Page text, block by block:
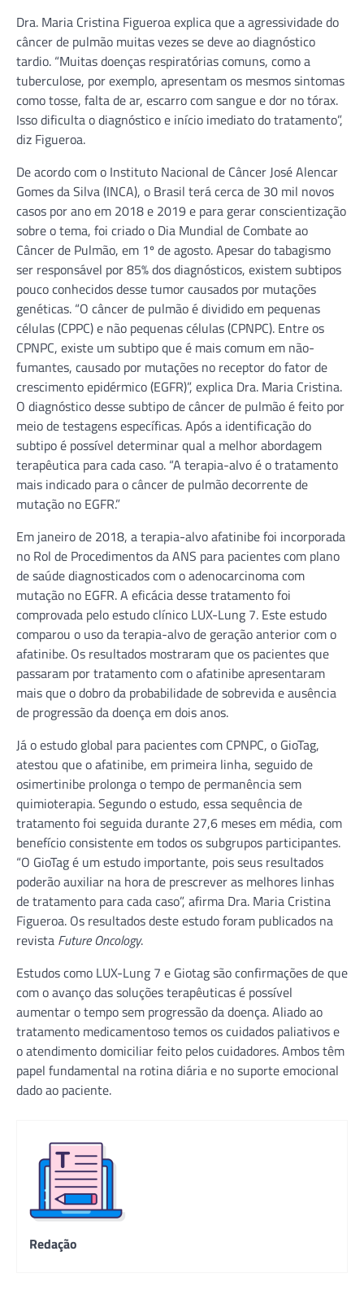
Dra. Maria Cristina Figueroa explica que a agressividade do
câncer de pulmão muitas vezes se deve ao diagnóstico
tardio. “Muitas doenças respiratórias comuns, como a
tuberculose, por exemplo, apresentam os mesmos sintomas
como tosse, falta de ar, escarro com sangue e dor no tórax.
Isso dificulta o diagnóstico e início imediato do tratamento”,
diz Figueroa.
De acordo com o Instituto Nacional de Câncer José Alencar
Gomes da Silva (INCA), o Brasil terá cerca de 30 mil novos
casos por ano em 2018 e 2019 e para gerar conscientização
sobre o tema, foi criado o Dia Mundial de Combate ao
Câncer de Pulmão, em 1º de agosto. Apesar do tabagismo
ser responsável por 85% dos diagnósticos, existem subtipos
pouco conhecidos desse tumor causados por mutações
genéticas. “O câncer de pulmão é dividido em pequenas
células (CPPC) e não pequenas células (CPNPC). Entre os
CPNPC, existe um subtipo que é mais comum em não-
fumantes, causado por mutações no receptor do fator de
crescimento epidérmico (EGFR)”, explica Dra. Maria Cristina.
O diagnóstico desse subtipo de câncer de pulmão é feito por
meio de testagens específicas. Após a identificação do
subtipo é possível determinar qual a melhor abordagem
terapêutica para cada caso. “A terapia-alvo é o tratamento
mais indicado para o câncer de pulmão decorrente de
mutação no EGFR.”
Em janeiro de 2018, a terapia-alvo afatinibe foi incorporada
no Rol de Procedimentos da ANS para pacientes com plano
de saúde diagnosticados com o adenocarcinoma com
mutação no EGFR. A eficácia desse tratamento foi
comprovada pelo estudo clínico LUX-Lung 7. Este estudo
comparou o uso da terapia-alvo de geração anterior com o
afatinibe. Os resultados mostraram que os pacientes que
passaram por tratamento com o afatinibe apresentaram
mais que o dobro da probabilidade de sobrevida e ausência
de progressão da doença em dois anos.
Já o estudo global para pacientes com CPNPC, o GioTag,
atestou que o afatinibe, em primeira linha, seguido de
osimertinibe prolonga o tempo de permanência sem
quimioterapia. Segundo o estudo, essa sequência de
tratamento foi seguida durante 27,6 meses em média, com
benefício consistente em todos os subgrupos participantes.
“O GioTag é um estudo importante, pois seus resultados
poderão auxiliar na hora de prescrever as melhores linhas
de tratamento para cada caso”, afirma Dra. Maria Cristina
Figueroa. Os resultados deste estudo foram publicados na
revista Future Oncology.
Estudos como LUX-Lung 7 e Giotag são confirmações de que
com o avanço das soluções terapêuticas é possível
aumentar o tempo sem progressão da doença. Aliado ao
tratamento medicamentoso temos os cuidados paliativos e
o atendimento domiciliar feito pelos cuidadores. Ambos têm
papel fundamental na rotina diária e no suporte emocional
dado ao paciente.
Redação